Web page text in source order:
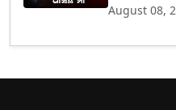
August 08,